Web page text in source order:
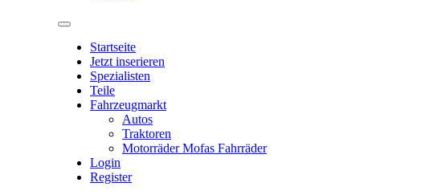
Startseite
Jetzt inserieren
Spezialisten
Teile
Fahrzeugmarkt
Autos
Traktoren
Motorräder Mofas Fahrräder
Login
Register